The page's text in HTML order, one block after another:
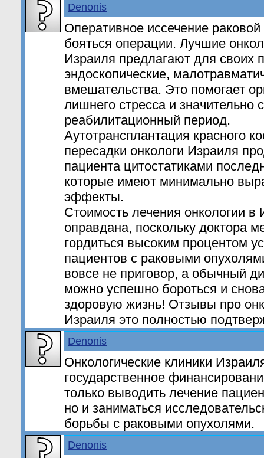
Denonis
Оперативное иссечение
бояться операции. Лучшие
Израиля предлагают для своих
эндоскопические,
вмешательства. Это помогает
лишнего стресса и значительно
реабилитационный период.
Аутотрансплантация красного
пересадки онкологи Израиля
пациента цитостатиками
которые имеют минимально
эффекты.
Стоимость лечения онкологии
оправдана, поскольку доктора
гордиться высоким процентом
пациентов с раковыми
вовсе не приговор, а обычный
можно успешно бороться и
здоровую жизнь! Отзывы про
Израиля это полностью
Denonis
Онкологические клиники
государственное
только выводить лечение
но и заниматься
борьбы с раковыми опухолями.
Denonis